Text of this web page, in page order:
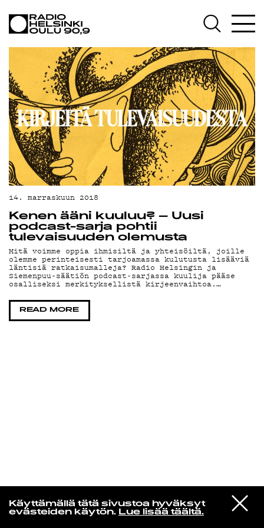
Käyttämällä tätä sivustoa hyväksyt
evästeiden käytön. Lue lisää täältä.
VIESTI
STUDIOON
Antti Autio
Haahuillen
AJANKOHTAISTA
OHJELMAT
TEKIJÄT
ON-DEMAND
PODCAST
MAINOSTA
YHTEYSTIEDOT
G LIVELAB
YSTÄVÄKLUBI
TIETOSUOJA
KIRJAUDU SISÄÄN
14. marraskuun 2018
Kenen ääni kuuluu? – Uusi
podcast-sarja pohtii
tulevaisuuden olemusta
Mitä voimme oppia ihmisiltä ja yhteisöiltä, joille
olemme perinteisesti tarjoamassa kulutusta lisääviä
läntisiä ratkaisumalleja? Radio Helsingin ja
Siemenpuu-säätiön podcast-sarjassa kuulija pääse
osalliseksi merkityksellistä kirjeenvaihtoa.…
READ MORE